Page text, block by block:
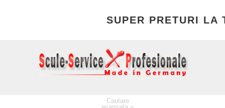
SUPER PRETURI
Cautare